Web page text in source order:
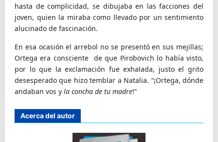
hasta de complicidad, se dibujaba en las facciones del
joven, quien la miraba como llevado por un sentimiento
alucinado de fascinación.
En esa ocasión el arrebol no se presentó en sus mejillas;
Ortega era consciente de que Pirobovich lo había visto,
por lo que la exclamación fue exhalada, justo el grito
desesperado que hizo temblar a Natalia. “¡Ortega, dónde
andaban vos y la concha de tu madre!”
Acerca del autor